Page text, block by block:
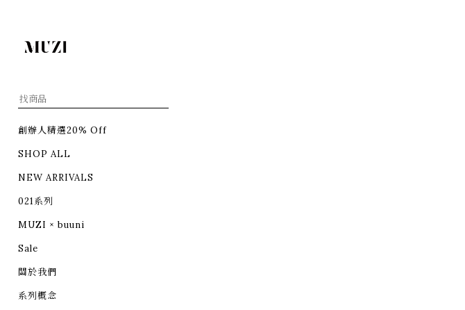
創辦人精選20% Off
SHOP ALL
NEW ARRIVALS
021系列
MUZI × buuni
Sale
關於我們
系列概念